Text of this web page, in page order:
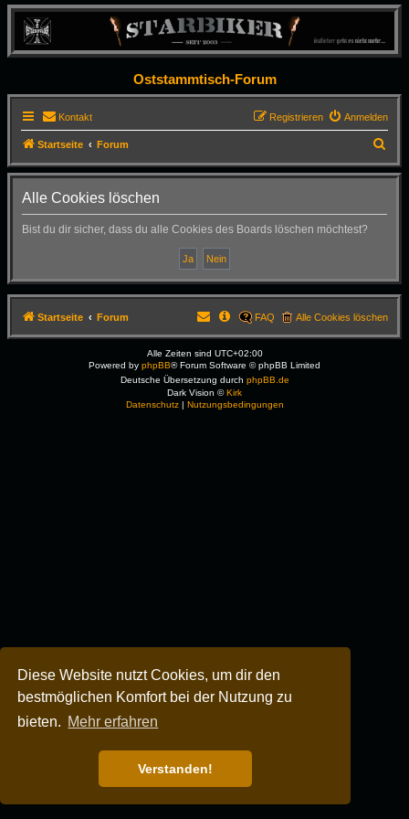
Diese Website nutzt Cookies, um dir den
bestmöglichen Komfort bei der Nutzung zu
bieten. Mehr erfahren
Verstanden!
Oststammtisch-Forum
Kontakt Anmelden
Registrieren
Startseite Forum
u
Alle Cookies löschen
Bist du dir sicher, dass du alle Cookies des Boards löschen möchtest?
Startseite Forum Alle Cookies löschen
FAQ
Alle Zeiten sind UTC+02:00
Powered by phpBB® Forum Software © phpBB Limited
Deutsche Übersetzung durch phpBB.de
Dark Vision ©Kirk
Datenschutz| Nutzungsbedingungen